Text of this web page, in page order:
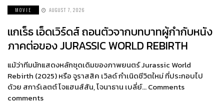
MOVIE AUGUST 7, 2026
แกเร็ธ เอ็ดเวิร์ดส์ ถอนตัวจากบทบาทผู้กำกับหนัง
ภาคต่อของ JURASSIC WORLD REBIRTH
แม้ว่าทีมนักแสดงหลักชุดเดิมของภาพยนตร์ Jurassic World
Rebirth (2025) หรือ จูราสสิค เวิลด์ กำเนิดชีวิตใหม่ ที่ประกอบไป
ด้วย สการ์เลตต์ โจแฮนส์สัน, โจนาธาน เบลี่ย์… Comments
comments